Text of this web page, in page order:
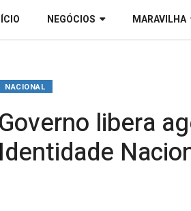
NEGÓCIOS MARAVILHA
NACIONAL
Governo libera
Identidade